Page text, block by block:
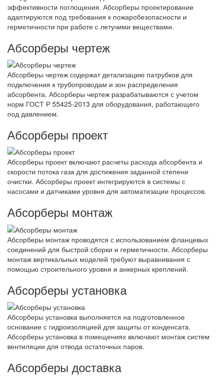
эффективности поглощения. Абсорберы проектирование
адаптируются под требования к пожаробезопасности и
герметичности при работе с летучими веществами.
Абсорберы чертеж
Абсорберы чертеж содержат детализацию патрубков для
подключения к трубопроводам и зон распределения
абсорбента. Абсорберы чертеж разрабатываются с учетом
норм ГОСТ Р 55425-2013 для оборудования, работающего
под давлением.
Абсорберы проект
Абсорберы проект включают расчеты расхода абсорбента и
скорости потока газа для достижения заданной степени
очистки. Абсорберы проект интегрируются в системы с
насосами и датчиками уровня для автоматизации процессов.
Абсорберы монтаж
Абсорберы монтаж проводятся с использованием фланцевых
соединений для быстрой сборки и герметичности. Абсорберы
монтаж вертикальных моделей требуют выравнивания с
помощью строительного уровня и анкерных креплений.
Абсорберы установка
Абсорберы установка выполняется на подготовленное
основание с гидроизоляцией для защиты от конденсата.
Абсорберы установка в помещениях включают монтаж систем
вентиляции для отвода остаточных паров.
Абсорберы доставка